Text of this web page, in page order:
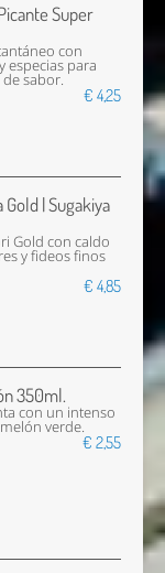
Super
con
especias para
sabor.
€ 4,25
| Sugakiya
Gold con caldo
y fideos finos
€ 4,85
350ml.
con un intenso
verde.
€ 2,55